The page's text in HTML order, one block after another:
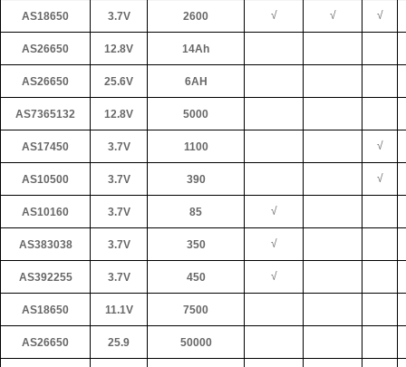
AS18650 3.7V 2600 √ √ √
AS26650 12.8V 14Ah
AS26650 25.6V 6AH
AS7365132 12.8V 5000
AS17450 3.7V 1100 √
AS10500 3.7V 390 √
AS10160 3.7V 85 √
AS383038 3.7V 350 √
AS392255 3.7V 450 √
AS18650 11.1V 7500
AS26650 25.9 50000